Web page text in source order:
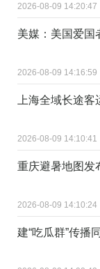
2026-08-09 14:20:47
美媒：美国爱国
2026-08-09 14:16:59
上海全域长途
2026-08-09 14:10:41
重庆避暑地图发
2026-08-09 14:10:24
建“吃瓜群”传播